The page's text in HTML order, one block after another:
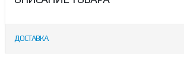
ДОСТАВКА